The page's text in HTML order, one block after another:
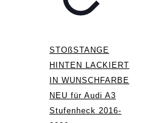
STOßSTANGE
HINTEN LACKIERT
IN WUNSCHFARBE
NEU für Audi A3
Stufenheck 2016-